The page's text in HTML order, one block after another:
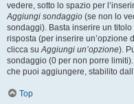
vedere, sotto lo spazio per
Aggiungi sondaggio (se non lo
sondaggi). Basta inserire un
risposta (per inserire un’opzione
clicca suAggiungi un’opzione).
sondaggio (0 per non porre
che puoi aggiungere, stabilito
Top